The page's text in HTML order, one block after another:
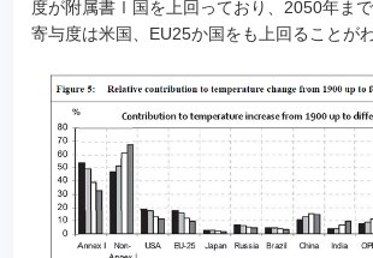
度が附属書Ⅰ国を上回っており、2050年ま
寄与度は米国、EU25か国をも上回ることがわ